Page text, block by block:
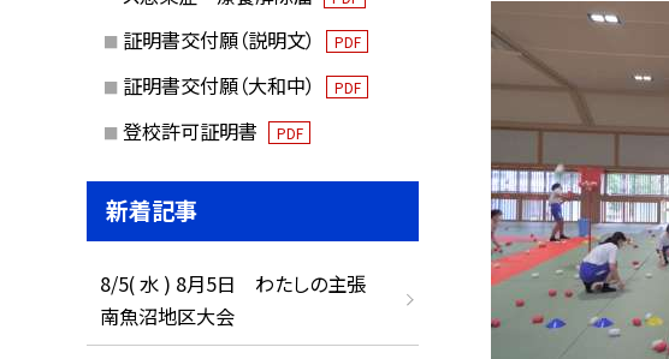
証明書交付願（説明文） PDF
証明書交付願（大和中） PDF
登校許可証明書 PDF
新着記事
8/5( 水 ) 8月5日 わたしの主張
南魚沼地区大会